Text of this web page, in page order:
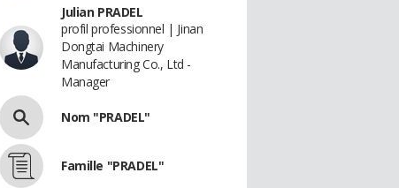
Julian PRADEL
profil professionnel | Jinan
Dongtai Machinery
Manufacturing Co., Ltd -
Manager
Nom "PRADEL"
Famille "PRADEL"